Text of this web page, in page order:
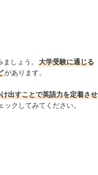
しょう。
大学受験に通じる
があります。
出すことで英語力を定着させ
クしてみてください。